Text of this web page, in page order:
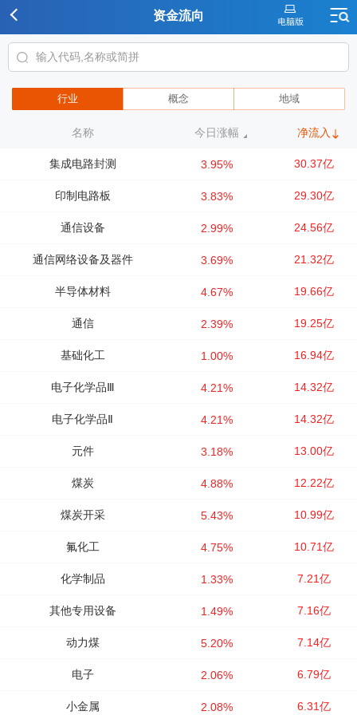
资金流向
行业 概念 地域
名称 今日涨幅 净流入
集成电路封测 3.95% 30.37亿
印制电路板 3.83% 29.30亿
通信设备 2.99% 24.56亿
通信网络设备及器件 3.69% 21.32亿
半导体材料 4.67% 19.66亿
通信 2.39% 19.25亿
基础化工 1.00% 16.94亿
电子化学品Ⅲ 4.21% 14.32亿
电子化学品Ⅱ 4.21% 14.32亿
元件 3.18% 13.00亿
煤炭 4.88% 12.22亿
煤炭开采 5.43% 10.99亿
氟化工 4.75% 10.71亿
化学制品 1.33% 7.21亿
其他专用设备 1.49% 7.16亿
动力煤 5.20% 7.14亿
电子 2.06% 6.79亿
小金属 2.08% 6.31亿